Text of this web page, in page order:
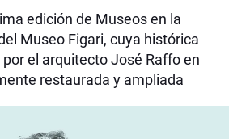
edición de Museos en la
Museo Figari, cuya histórica
el arquitecto José Raffo en
restaurada y ampliada